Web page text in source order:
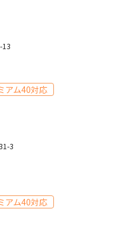
13
アム40対応
3
アム40対応